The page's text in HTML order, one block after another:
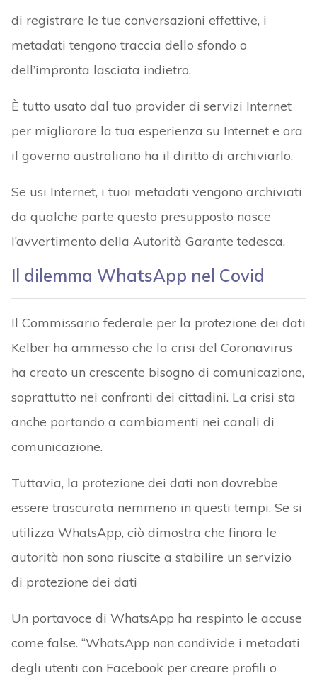
di registrare le tue conversazioni effettive, i
metadati tengono traccia dello sfondo o
dell’impronta lasciata indietro.
È tutto usato dal tuo provider di servizi Internet
per migliorare la tua esperienza su Internet e ora
il governo australiano ha il diritto di archiviarlo.
Se usi Internet, i tuoi metadati vengono archiviati
da qualche parte questo presupposto nasce
l’avvertimento della Autorità Garante tedesca.
Il dilemma WhatsApp nel Covid
Il Commissario federale per la protezione dei dati
Kelber ha ammesso che la crisi del Coronavirus
ha creato un crescente bisogno di comunicazione,
soprattutto nei confronti dei cittadini. La crisi sta
anche portando a cambiamenti nei canali di
comunicazione.
Tuttavia, la protezione dei dati non dovrebbe
essere trascurata nemmeno in questi tempi. Se si
utilizza WhatsApp, ciò dimostra che finora le
autorità non sono riuscite a stabilire un servizio
di protezione dei dati
Un portavoce di WhatsApp ha respinto le accuse
come false. “WhatsApp non condivide i metadati
degli utenti con Facebook per creare profili o